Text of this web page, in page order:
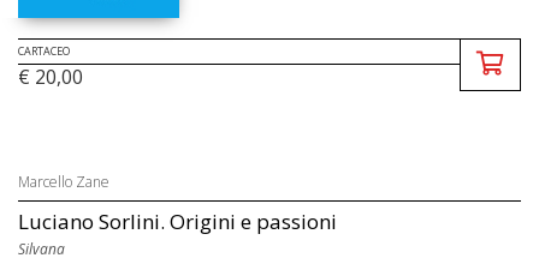
CARTACEO
€ 20,00
Marcello Zane
Luciano Sorlini. Origini e passioni
Silvana